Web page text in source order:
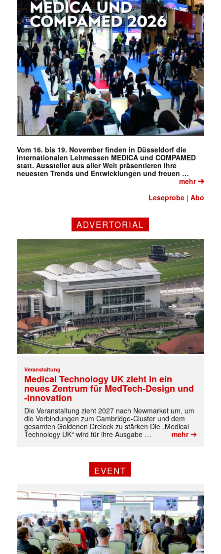
Vom 16. bis 19. November finden in Düsseldorf die
internationalen Leitmessen MEDICA und COMPAMED
statt. Aussteller aus aller Welt präsentieren ihre
neuesten Trends und Entwicklungen und freuen …
mehr➔
Leseprobe |Abo
ADVERTORIAL
Veranstaltung
Medical Technology UK zieht in ein
neues Zentrum für MedTech-Design und
-Innovation
Die Veranstaltung zieht 2027 nach Newmarket um, um
die Verbindungen zum Cambridge-Cluster und dem
gesamten Goldenen Dreieck zu stärken Die „Medical
Technology UK“ wird für ihre Ausgabe …
mehr➔
EVENT